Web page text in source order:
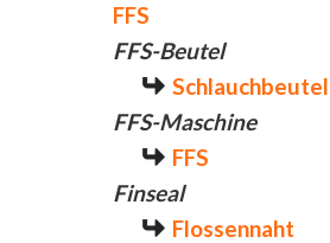
FFS
FFS-Beutel
Schlauchbeutel
FFS-Maschine
FFS
Finseal
Flossennaht